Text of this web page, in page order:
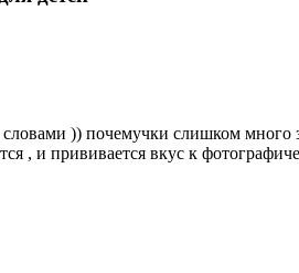
)) почемучки слишком
, и прививается вкус к